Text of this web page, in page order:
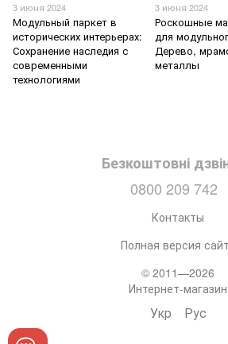
3 июня 2024
Модульный паркет в
исторических интерьерах:
Сохранение наследия с
современными
технологиями
3 июня 2024
Роскошные
для
Дерево,
металлы
Безкоштовні
0800 209 742
Контакты
Полная версия
© 2011—2026
Интернет-магазин
Укр Рус